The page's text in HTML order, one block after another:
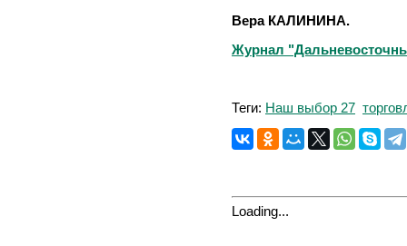
Вера КАЛИНИНА.
Журнал
Теги: Наш выбор 27
Loading...